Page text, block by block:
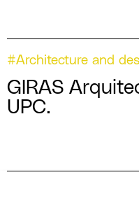
#Architecture and
GIRAS
UPC.